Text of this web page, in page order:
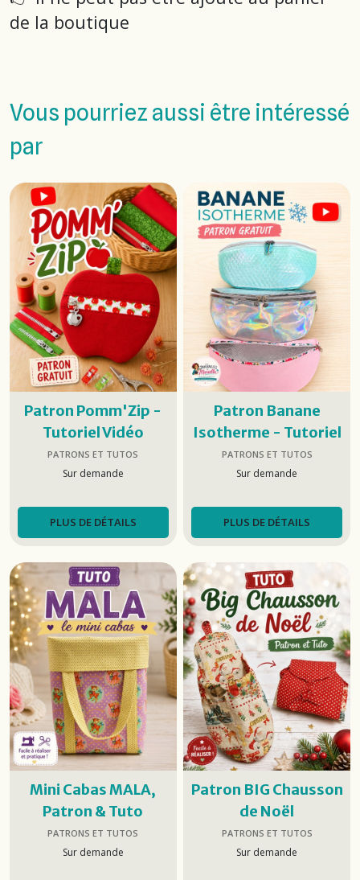
de la boutique
Vous pourriez aussi être intéressé
par
Patron Pomm'Zip -
Tutoriel Vidéo
PATRONS ET TUTOS
Sur demande
PLUS DE DÉTAILS
Patron Banane
Isotherme - Tutoriel
Vidéo
PATRONS ET TUTOS
Sur demande
PLUS DE DÉTAILS
Mini Cabas MALA,
Patron & Tuto
PATRONS ET TUTOS
Sur demande
Patron BIG Chausson
de Noël
PATRONS ET TUTOS
Sur demande